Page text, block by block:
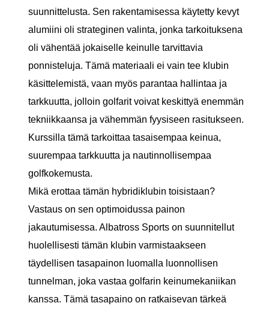
suunnittelusta. Sen rakentamisessa käytetty kevyt
alumiini oli strateginen valinta, jonka tarkoituksena
oli vähentää jokaiselle keinulle tarvittavia
ponnisteluja. Tämä materiaali ei vain tee klubin
käsittelemistä, vaan myös parantaa hallintaa ja
tarkkuutta, jolloin golfarit voivat keskittyä enemmän
tekniikkaansa ja vähemmän fyysiseen rasitukseen.
Kurssilla tämä tarkoittaa tasaisempaa keinua,
suurempaa tarkkuutta ja nautinnollisempaa
golfkokemusta.
Mikä erottaa tämän hybridiklubin toisistaan?
Vastaus on sen optimoidussa painon
jakautumisessa. Albatross Sports on suunnitellut
huolellisesti tämän klubin varmistaakseen
täydellisen tasapainon luomalla luonnollisen
tunnelman, joka vastaa golfarin keinumekaniikan
kanssa. Tämä tasapaino on ratkaisevan tärkeä